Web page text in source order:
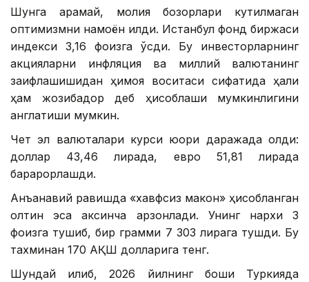
Шунга қарамай, молия бозорлари кутилмаган
оптимизмни намоён қилди. Истанбул фонд биржаси
индекси 3,16 фоизга ўсди. Бу инвесторларнинг
акцияларни инфляция ва миллий валютанинг
заифлашишидан ҳимоя воситаси сифатида ҳали
ҳам жозибадор деб ҳисоблаши мумкинлигини
англатиши мумкин.
Чет эл валюталари курси юқори даражада қолди:
доллар 43,46 лирада, евро 51,81 лирада
барқарорлашди.
Анъанавий равишда «хавфсиз макон» ҳисобланган
олтин эса аксинча арзонлади. Унинг нархи 3
фоизга тушиб, бир грамми 7 303 лирага тушди. Бу
тахминан 170 АҚШ долларига тенг.
Шундай қилиб, 2026 йилнинг боши Туркияда